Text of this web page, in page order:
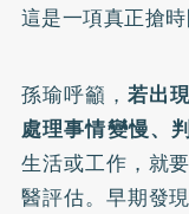
這是一項真正搶
孫瑜呼籲， 若出
處理事情變慢、
生活或工作，就
醫評估。早期發